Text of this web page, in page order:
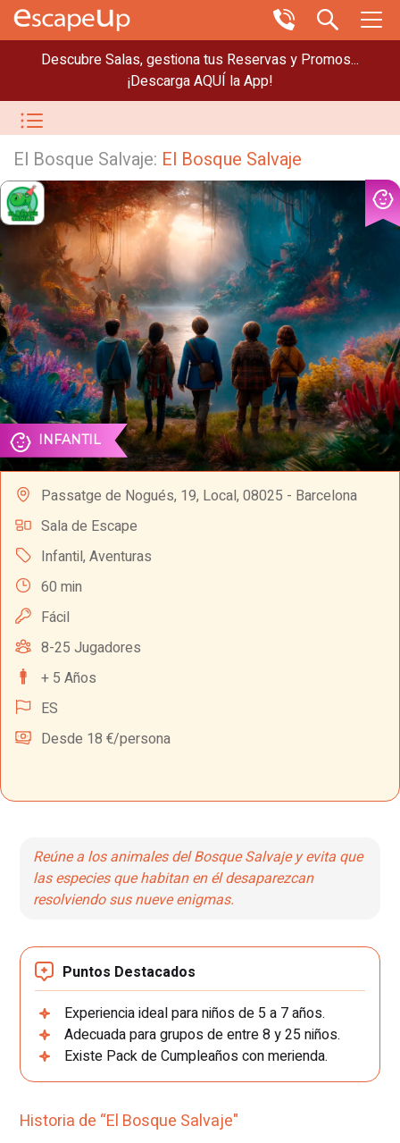
Descubre Salas, gestiona tus Reservas y Promos...
¡Descarga AQUÍ la App!
El Bosque Salvaje: El Bosque Salvaje
INFANTIL
Passatge de Nogués, 19, Local, 08025 - Barcelona
Sala de Escape
Infantil, Aventuras
60 min
Fácil
8-25 Jugadores
+ 5 Años
ES
Desde 18 €/persona
Reúne a los animales del Bosque Salvaje y evita que
las especies que habitan en él desaparezcan
resolviendo sus nueve enigmas.
Puntos Destacados
Experiencia ideal para niños de 5 a 7 años.
Adecuada para grupos de entre 8 y 25 niños.
Existe Pack de Cumpleaños con merienda.
Historia de “El Bosque Salvaje"